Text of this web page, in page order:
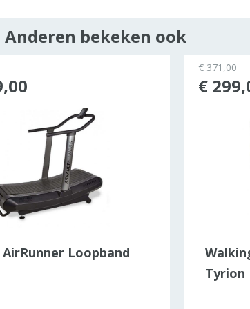
Anderen bekeken ook
Loopband
Tyrion
€ 371,00
€